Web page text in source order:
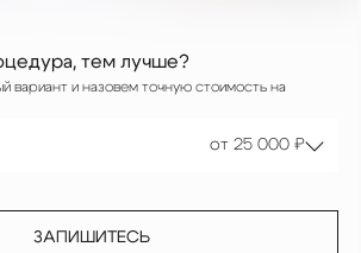
тем лучше?
вариант и назовем точную стоимость на
от 25 000 ₽
ЗАПИШИТЕСЬ